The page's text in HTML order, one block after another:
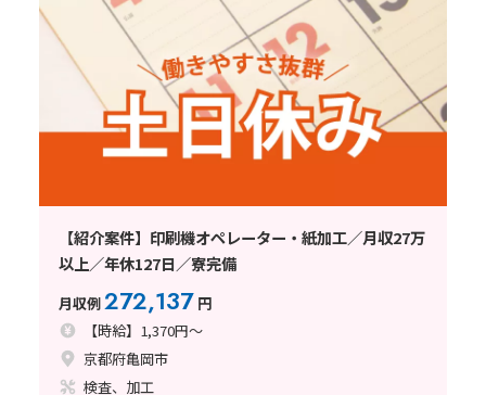
【紹介案件】印刷機オペレーター・紙加工／月収27万
以上／年休127日／寮完備
月収例272,137 円
【時給】1,370円～
京都府亀岡市
検査、加工